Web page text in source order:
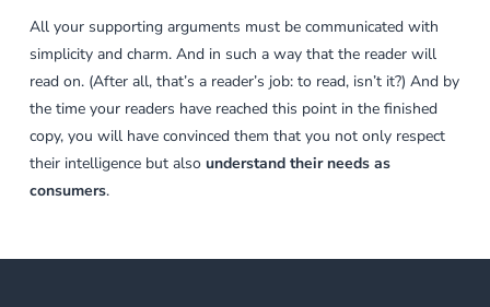
All your supporting arguments must be communicated with
simplicity and charm. And in such a way that the reader will
read on. (After all, that’s a reader’s job: to read, isn’t it?) And by
the time your readers have reached this point in the finished
copy, you will have convinced them that you not only respect
their intelligence but also understand their needs as
consumers.